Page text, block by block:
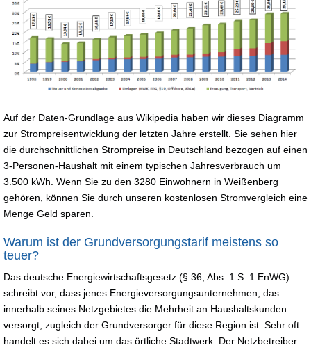
Auf der Daten-Grundlage aus Wikipedia haben wir dieses Diagramm
zur Strompreisentwicklung der letzten Jahre erstellt. Sie sehen hier
die durchschnittlichen Strompreise in Deutschland bezogen auf einen
3-Personen-Haushalt mit einem typischen Jahresverbrauch um
3.500 kWh. Wenn Sie zu den 3280 Einwohnern in Weißenberg
gehören, können Sie durch unseren kostenlosen Stromvergleich eine
Menge Geld sparen.
Warum ist der Grundversorgungstarif meistens so
teuer?
Das deutsche Energiewirtschaftsgesetz (§ 36, Abs. 1 S. 1 EnWG)
schreibt vor, dass jenes Energieversorgungsunternehmen, das
innerhalb seines Netzgebietes die Mehrheit an Haushaltskunden
versorgt, zugleich der Grundversorger für diese Region ist. Sehr oft
handelt es sich dabei um das örtliche Stadtwerk. Der Netzbetreiber